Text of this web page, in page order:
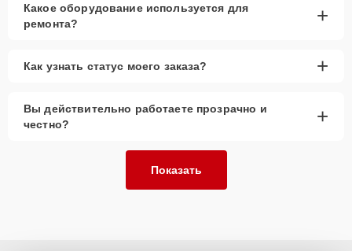
Какое оборудование используется для
ремонта?
+
Как узнать статус моего заказа? +
Вы действительно работаете прозрачно и
честно?
+
Показать